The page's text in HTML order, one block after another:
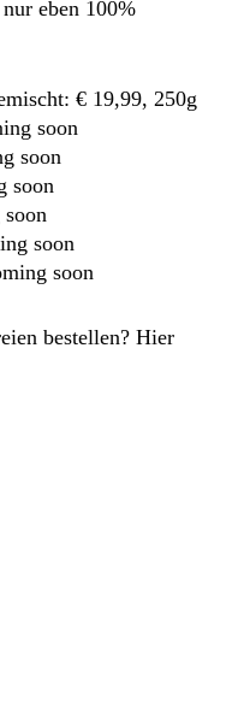
eben 100%
€ 19,99, 250g
soon
soon
soon
soon
soon
bestellen? Hier